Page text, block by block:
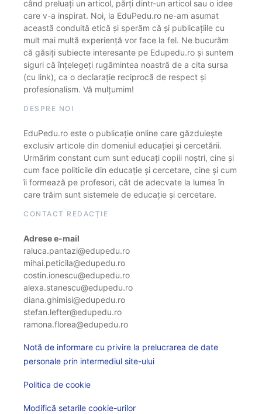
când preluați un articol, părți dintr-un articol sau o idee
care v-a inspirat. Noi, la EduPedu.ro ne-am asumat
această conduită etică și sperăm că și publicațiile cu
mult mai multă experiență vor face la fel. Ne bucurăm
că găsiți subiecte interesante pe Edupedu.ro și suntem
siguri că înțelegeți rugămintea noastră de a cita sursa
(cu link), ca o declarație reciprocă de respect și
profesionalism. Vă mulțumim!
DESPRE NOI
EduPedu.ro este o publicație online care găzduiește
exclusiv articole din domeniul educației și cercetării.
Urmărim constant cum sunt educați copiii noștri, cine și
cum face politicile din educație și cercetare, cine și cum
îi formează pe profesori, cât de adecvate la lumea în
care trăim sunt sistemele de educație și cercetare.
CONTACT REDACȚIE
Adrese e-mail
raluca.pantazi@edupedu.ro
mihai.peticila@edupedu.ro
costin.ionescu@edupedu.ro
alexa.stanescu@edupedu.ro
diana.ghimisi@edupedu.ro
stefan.lefter@edupedu.ro
ramona.florea@edupedu.ro
Notă de informare cu privire la prelucrarea de date
personale prin intermediul site-ului
Politica de cookie
Modifică setarile cookie-urilor